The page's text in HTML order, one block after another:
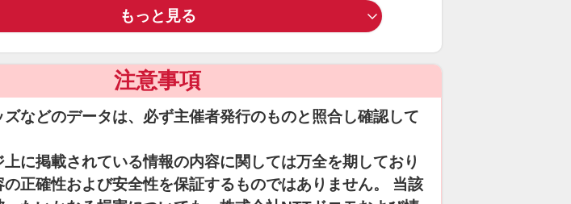
もっと見る
注意事項
などのデータは、必ず主催者発行のものと照合し確認して
に掲載されている情報の内容に関しては万全を期しており
の正確性および安全性を保証するものではありません。 当該